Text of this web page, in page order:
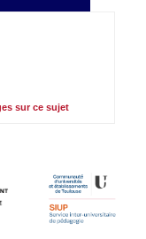
sur ce sujet